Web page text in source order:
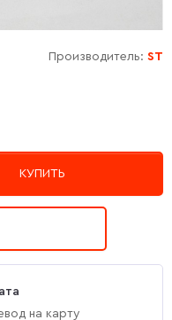
Производитель: ST
КУПИТЬ
на карту